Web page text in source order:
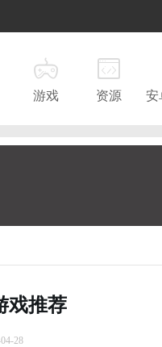
游戏 资源 安
戏推荐
28